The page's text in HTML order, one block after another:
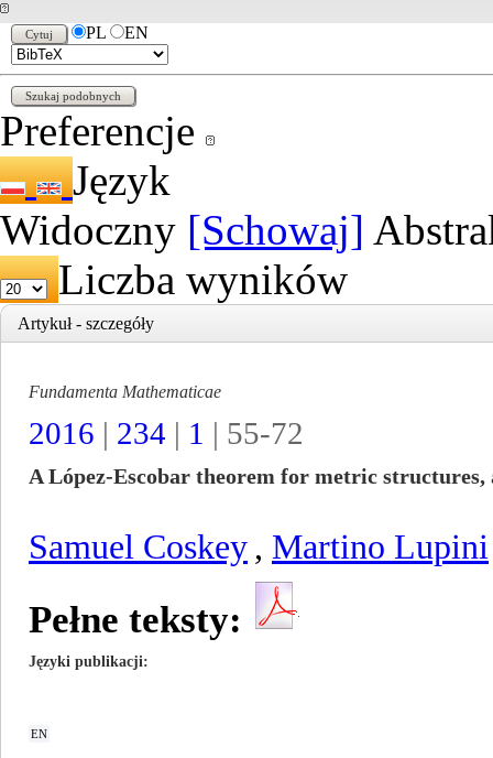
PL EN
Preferencje
Język
Widoczny [Schowaj]
Liczba wyników
Artykuł - szczegóły
Fundamenta Mathematicae
2016 | 234 | 1 | 55-72
A López-Escobar theorem for metric
Samuel Coskey , Martino Lupini
Pełne teksty:
Języki publikacji
EN